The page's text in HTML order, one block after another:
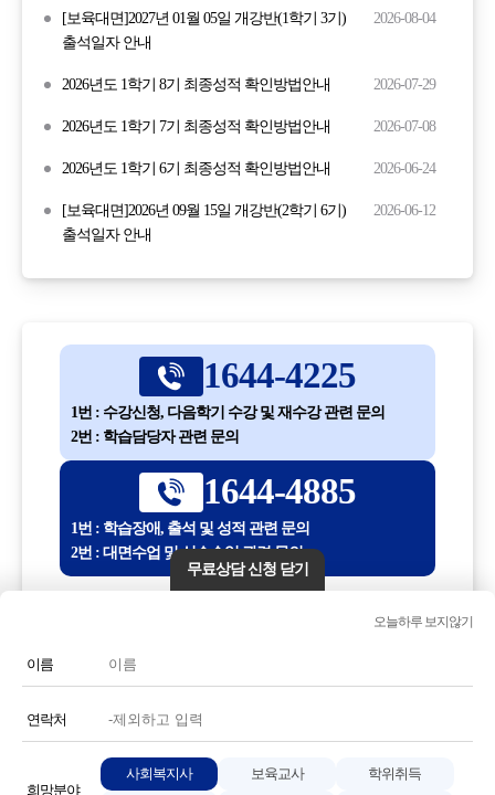
[보육대면]2027년 01월 05일 개강반(1학기 3기)
출석일자 안내
2026-08-04
2026년도 1학기 8기 최종성적 확인방법안내 2026-07-29
2026년도 1학기 7기 최종성적 확인방법안내 2026-07-08
2026년도 1학기 6기 최종성적 확인방법안내 2026-06-24
[보육대면]2026년 09월 15일 개강반(2학기 6기)
출석일자 안내
2026-06-12
1644-4225
1번 : 수강신청, 다음학기 수강 및 재수강 관련 문의
2번 : 학습담당자 관련 문의
1644-4885
1번 : 학습장애, 출석 및 성적 관련 문의
2번 : 대면수업 및 실습수업 관련 문의
전화번호 또는 전화기 모양 아이콘을 클릭하시면 전화통화가
연결됩니다.
무료상담 신청 닫기
오늘하루 보지않기
이름
연락처
희망분야
사회복지사 보육교사 학위취득